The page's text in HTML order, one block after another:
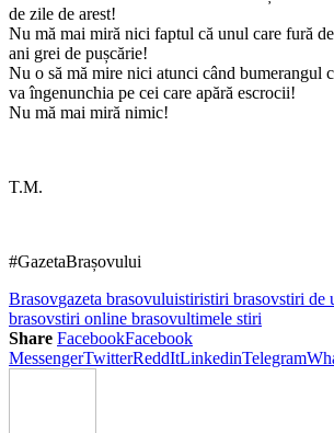
de zile de arest!
Nu mă mai miră nici faptul că unul care fură
ani grei de pușcărie!
Nu o să mă mire nici atunci când bumerangul
va îngenunchia pe cei care apără escrocii!
Nu mă mai miră nimic!
T.M.
#GazetaBrașovului
Brasovgazeta brasovuluistiristiri brasovstiri de
brasovstiri online brasovultimele stiri
Share FacebookFacebook
MessengerTwitterReddItLinkedinTelegram